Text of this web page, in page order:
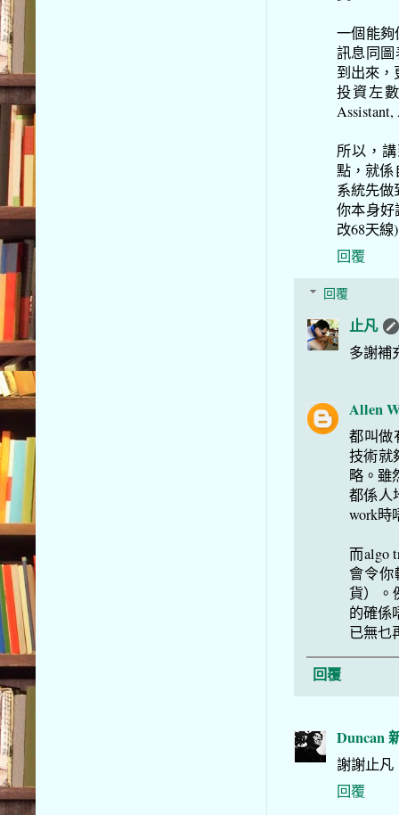
一個能
訊息同圖
到出來，
投資左
所以，
點，就係
系統先做
你本身好
改68天線
回覆
回覆
止凡
多謝補
Allen
都叫做
技術就
略。雖
都係人
work時
而algo
會令你
貨）。
的確係
已無乜
回覆
Duncan
謝謝止凡
回覆